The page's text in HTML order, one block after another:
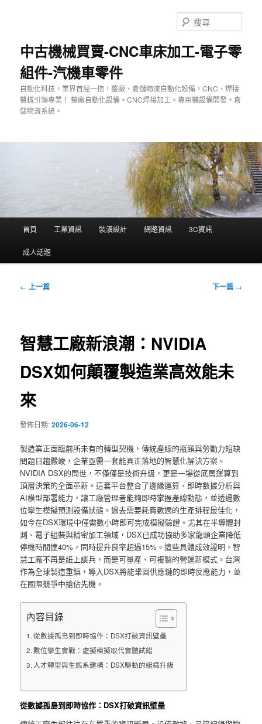
中古機械買賣-CNC車床加工-電子零
組件-汽機車零件
自動化科技，業界首屈一指，整廠、倉儲物流自動化設備，CNC、焊接
機械引領專業！ 整廠自動化設備。CNC焊接加工。專用機設備開發。倉
儲物流系統。
尋
單
首頁 工業資訊 裝潢設計 網路資訊 3C資訊
成人話題
文
← 上一篇 下一篇 →
智慧工廠新浪潮：NVIDIA
DSX如何顛覆製造業高效能未
來
發佈日期:2026-06-12
製造業正面臨前所未有的轉型契機，傳統產線的瓶頸與勞動力短缺
問題日趨嚴峻，企業亟需一套能真正落地的智慧化解決方案。
NVIDIA DSX的問世，不僅僅是技術升級，更是一場從底層運算到
頂層決策的全面革新。這套平台整合了邊緣運算、即時數據分析與
AI模型部署能力，讓工廠管理者能夠即時掌握產線動態，並透過數
位孿生模擬預測設備狀態。過去需要耗費數週的生產排程最佳化，
如今在DSX環境中僅需數小時即可完成模擬驗證。尤其在半導體封
測、電子組裝與精密加工領域，DSX已成功協助多家龍頭企業降低
停機時間達40%，同時提升良率超過15%。這些具體成效證明，智
慧工廠不再是紙上談兵，而是可量產、可複製的營運新模式。台灣
作為全球製造重鎮，導入DSX將能鞏固供應鏈的即時反應能力，並
在國際競爭中搶佔先機。
內容目錄
從數據孤島到即時協作：DSX打破資訊壁壘
數位孿生實戰：虛擬模擬取代實體試錯
人才轉型與生態系建構：DSX驅動的組織升級
從數據孤島到即時協作：DSX打破資訊壁壘